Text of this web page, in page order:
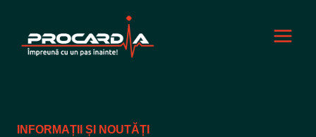
content
INFORMAȚII ȘI NOUTĂȚI